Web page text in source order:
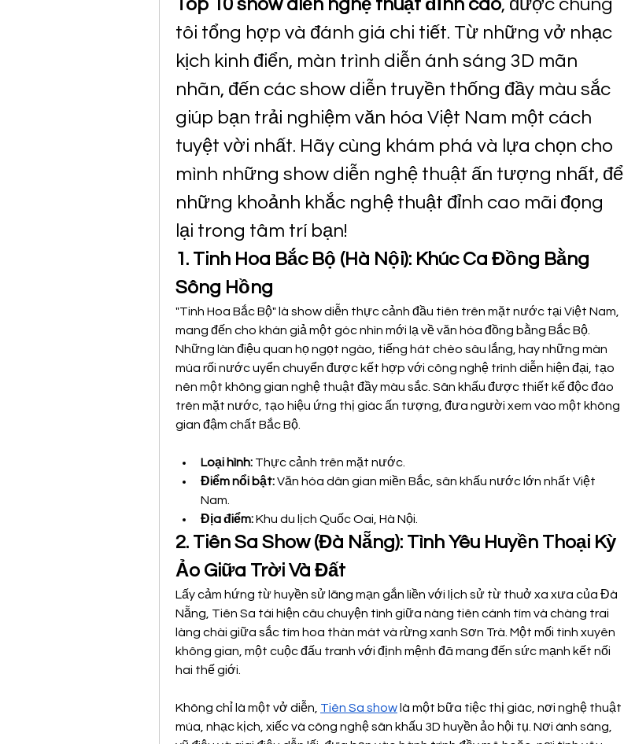
Top 10 show diễn nghệ thuật đỉnh cao, được chúng
tôi tổng hợp và đánh giá chi tiết. Từ những vở nhạc
kịch kinh điển, màn trình diễn ánh sáng 3D mãn
nhãn, đến các show diễn truyền thống đầy màu sắc
giúp bạn trải nghiệm văn hóa Việt Nam một cách
tuyệt vời nhất. Hãy cùng khám phá và lựa chọn cho
mình những show diễn nghệ thuật ấn tượng nhất, để
những khoảnh khắc nghệ thuật đỉnh cao mãi đọng
lại trong tâm trí bạn!
1. Tinh Hoa Bắc Bộ (Hà Nội): Khúc Ca Đồng Bằng
Sông Hồng
"Tinh Hoa Bắc Bộ" là show diễn thực cảnh đầu tiên trên mặt nước tại Việt Nam,
mang đến cho khán giả một góc nhìn mới lạ về văn hóa đồng bằng Bắc Bộ.
Những làn điệu quan họ ngọt ngào, tiếng hát chèo sâu lắng, hay những màn
múa rối nước uyển chuyển được kết hợp với công nghệ trình diễn hiện đại, tạo
nên một không gian nghệ thuật đầy màu sắc. Sân khấu được thiết kế độc đáo
trên mặt nước, tạo hiệu ứng thị giác ấn tượng, đưa người xem vào một không
gian đậm chất Bắc Bộ.
Loại hình: Thực cảnh trên mặt nước.
Điểm nổi bật: Văn hóa dân gian miền Bắc, sân khấu nước lớn nhất Việt
Nam.
Địa điểm: Khu du lịch Quốc Oai, Hà Nội.
2. Tiên Sa Show (Đà Nẵng): Tình Yêu Huyền Thoại Kỳ
Ảo Giữa Trời Và Đất
Lấy cảm hứng từ huyền sử lãng mạn gắn liền với lịch sử từ thuở xa xưa của Đà
Nẵng, Tiên Sa tái hiện câu chuyện tình giữa nàng tiên cánh tím và chàng trai
làng chài giữa sắc tím hoa thàn mát và rừng xanh Sơn Trà. Một mối tình xuyên
không gian, một cuộc đấu tranh với định mệnh đã mang đến sức mạnh kết nối
hai thế giới.
Không chỉ là một vở diễn, Tiên Sa show là một bữa tiệc thị giác, nơi nghệ thuật
múa, nhạc kịch, xiếc và công nghệ sân khấu 3D huyền ảo hội tụ. Nơi ánh sáng,